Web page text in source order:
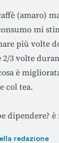
(amaro)
mi
più volte
3 volte
è
col tea.
dipendere? è
redazione